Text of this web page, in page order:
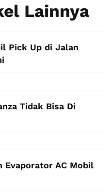
Lainnya
Pick Up di Jalan
Tidak Bisa Di
Evaporator AC Mobil